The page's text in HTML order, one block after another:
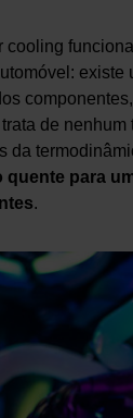
cooling
existe
de
quente para
.